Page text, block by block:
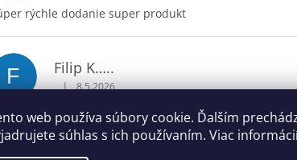
web používa súbory cookie. Ďalším
súhlas s ich používaním. Viac
rýchle dodanie super produkt
F Filip K…..
Hodnotenie obchodu je 5 z 5 hviezdičiek.
| 8.5.2026
mna v pohode obchod, po objednavke mi zavolali